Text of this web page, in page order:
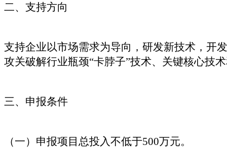
二、支持方向
支持企业以市场需求为导向，研发新技术，开
攻关破解行业瓶颈“卡脖子”技术、关键核心技
三、申报条件
（一）申报项目总投入不低于500万元。